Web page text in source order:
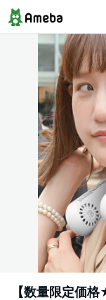
【数量限定価